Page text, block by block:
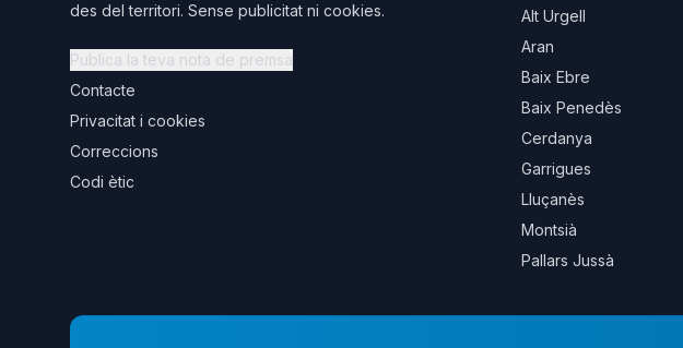
des del territori. Sense publicitat ni cookies.
Publica la teva nota de premsa
Contacte
Privacitat i cookies
Correccions
Codi ètic
Alt Urgell
Aran
Baix Ebre
Baix Penedès
Cerdanya
Garrigues
Lluçanès
Montsià
Pallars Jussà